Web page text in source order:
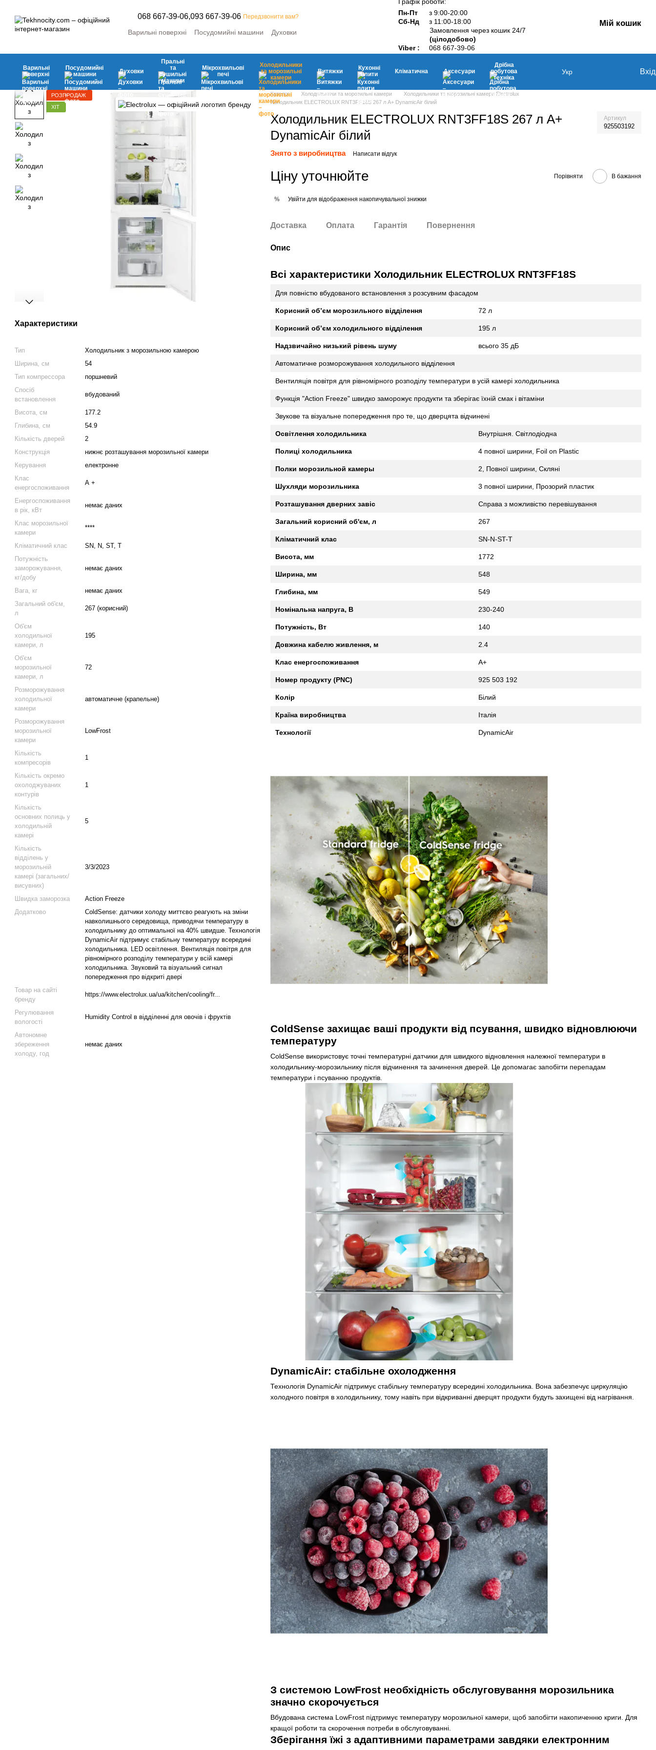
068 667-39-06,093 667-39-06 Передзвонити вам?
Варильні поверхні Посудомийні машини
Духовки
Холодильники та морозильні камери
Витяжки
Кухонні плити
Кліматична
Аксесуари Дрібна побутова техніка
Пн-Пт
з 9:00-20:00
Сб-Нд
з 11:00-18:00
Замовлення через кошик 24/7
(цілодобово)
Viber :
068 667-39-06
Мій кошик
Варильні
поверхні
Посудомийні
машини
Духовки
Пральні
та
сушильні
машини
Мікрохвильові
печі
Холодильники
та морозильні
камери
Витяжки
Кухонні
плити
Кліматична Аксесуари
Дрібна
побутова
техніка
Укр Вхід
РОЗПРОДАЖ
ХІТ
Характеристики
Тип
Холодильник з морозильною камерою
Ширина, см
54
Тип компрессора
поршневий
Спосіб
встановлення
вбудований
Висота, см
177.2
Глибина, см
54.9
Кількість дверей
2
Конструкція
нижнє розташування морозильної камери
Керування
електронне
Клас
енергоспоживання
А +
Енергоспоживання
в рік, кВт
немає даних
Клас морозильної
камери
****
Кліматичний клас
SN, N, ST, T
Потужність
заморожування,
кг/добу
немає даних
Вага, кг
немає даних
Загальний об'єм,
л
267 (корисний)
Об'єм
холодильної
камери, л
195
Об'єм
морозильної
камери, л
72
Розморожування
холодильної
камери
автоматичне (крапельне)
Розморожування
морозильної
камери
LowFrost
Кількість
компресорів
1
Кількість окремо
охолоджуваних
контурів
1
Кількість
основних полиць у
холодильній
камері
5
Кількість
відділень у
морозильній
камері (загальних/
висувних)
3/3/2023
Швидка заморозка
Action Freeze
Додатково
ColdSense: датчики холоду миттєво реагують на зміни
навколишнього середовища, приводячи температуру в
холодильнику до оптимальної на 40% швидше. Технологія
DynamicAir підтримує стабільну температуру всередині
холодильника. LED освітлення. Вентиляція повітря для
рівномірного розподілу температури у всій камері
холодильника. Звуковий та візуальний сигнал
попередження про відкриті двері
Товар на сайті
бренду
https://www.electrolux.ua/ua/kitchen/cooling/fr...
Регулювання
вологості
Humidity Control в відділенні для овочів і фруктів
Автономне
збереження
холоду, год
немає даних
Каталог Холодильники та морозильні камери
Холодильники та морозильні камери Electrolux
Холодильник ELECTROLUX RNT3FF18S 267 л A+ DynamicAir білий
Холодильник ELECTROLUX RNT3FF18S 267 л A+
DynamicAir білий
Артикул
925503192
Знято з виробництва Написати відгук
Ціну уточнюйте Порівняти В бажання
% Увійти для відображення накопичувальної знижки
Доставка Оплата Гарантія Повернення
Опис
Всі характеристики Холодильник ELECTROLUX RNT3FF18S
Для повністю вбудованого встановлення з розсувним фасадом
Корисний об’єм морозильного відділення 72 л
Корисний об’єм холодильного відділення 195 л
Надзвичайно низький рівень шуму всього 35 дБ
Автоматичне розморожування холодильного відділення
Вентиляція повітря для рівномірного розподілу температури в усій камері холодильника
Функція "Action Freeze" швидко заморожує продукти та зберігає їхній смак і вітаміни
Звукове та візуальне попередження про те, що дверцята відчинені
Освітлення холодильника Внутрішня. Світлодіодна
Полиці холодильника 4 повної ширини, Foil on Plastic
Полки морозильной камеры 2, Повної ширини, Скляні
Шухляди морозильника 3 повної ширини, Прозорий пластик
Розташування дверних завіс Справа з можливістю перевішування
Загальний корисний об'єм, л 267
Кліматичний клас SN-N-ST-T
Висота, мм 1772
Ширина, мм 548
Глибина, мм 549
Номінальна напруга, В 230-240
Потужність, Вт 140
Довжина кабелю живлення, м 2.4
Клас енергоспоживання A+
Номер продукту (PNC) 925 503 192
Колір Білий
Країна виробництва Італія
Технології DynamicAir
ColdSense захищає ваші продукти від псування, швидко відновлюючи
температуру
ColdSense використовує точні температурні датчики для швидкого відновлення належної температури в
холодильнику-морозильнику після відчинення та зачинення дверей. Це допомагає запобігти перепадам
температури і псуванню продуктів.
DynamicAir: стабільне охолодження
Технологія DynamicAir підтримує стабільну температуру всередині холодильника. Вона забезпечує циркуляцію
холодного повітря в холодильнику, тому навіть при відкриванні дверцят продукти будуть захищені від нагрівання.
З системою LowFrost необхідність обслуговування морозильника
значно скорочується
Вбудована система LowFrost підтримує температуру морозильної камери, щоб запобігти накопиченню криги. Для
кращої роботи та скорочення потреби в обслуговуванні.
Зберігання їжі з адаптивними параметрами завдяки електронним